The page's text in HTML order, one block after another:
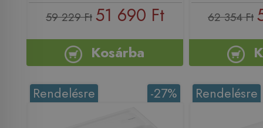
59 229 Ft 51 690 Ft
Kosárba
62 354 Ft
-27%
Rendelésre Rendelésre